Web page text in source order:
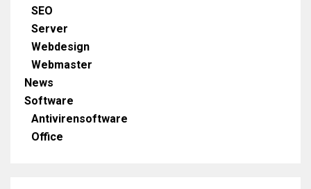
SEO
Server
Webdesign
Webmaster
News
Software
Antivirensoftware
Office